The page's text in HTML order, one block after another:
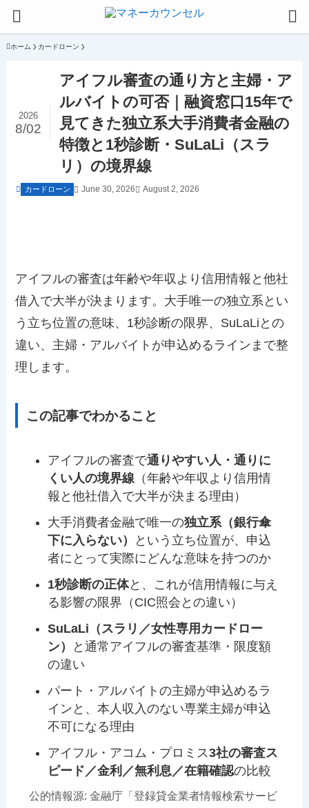
ホーム カードローン
アイフル審査の通り方と主婦・ア
ルバイトの可否｜融資窓口15年で
見てきた独立系大手消費者金融の
特徴と1秒診断・SuLaLi（スラ
リ）の境界線
2026
8/02
カードローン June 30, 2026 August 2, 2026
アイフルの審査は年齢や年収より信用情報と他社
借入で大半が決まります。大手唯一の独立系とい
う立ち位置の意味、1秒診断の限界、SuLaLiとの
違い、主婦・アルバイトが申込めるラインまで整
理します。
この記事でわかること
アイフルの審査で通りやすい人・通りに
くい人の境界線 （年齢や年収より信用情
報と他社借入で大半が決まる理由）
大手消費者金融で唯一の独立系（銀行傘
下に入らない）
という立ち位置が、申込
者にとって実際にどんな意味を持つのか
1秒診断の正体と、これが信用情報に与え
る影響の限界（CIC照会との違い）
SuLaLi（スラリ／女性専用カードロー
ン）
と通常アイフルの審査基準・限度額
の違い
パート・アルバイトの主婦が申込めるラ
インと、本人収入のない専業主婦が申込
不可になる理由
アイフル・アコム・プロミス3社の審査ス
ピード／金利／無利息／在籍確認の比較
公的情報源: 金融庁「登録貸金業者情報検索サービ